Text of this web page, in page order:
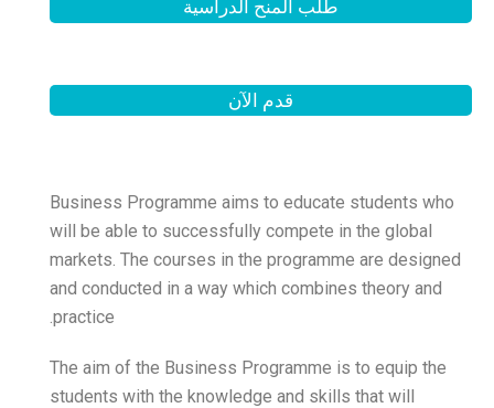
Business Programme
will be able to
markets. The courses in
and conducted in a way
The aim of the Business
students with the